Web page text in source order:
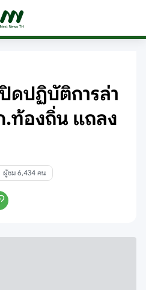
ดปฏิบัติการล่า
ท้องถิ่น แถลง
ผู้ชม 6,434 คน